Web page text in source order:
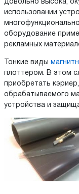
довольно высока,
использовании
оборудование
рекламных
Тонкие виды
плоттером. В этом
приобретать
обрабатываемого
устройства и